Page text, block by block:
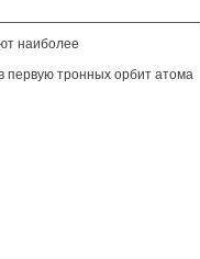
наиболее
тронных орбит атома